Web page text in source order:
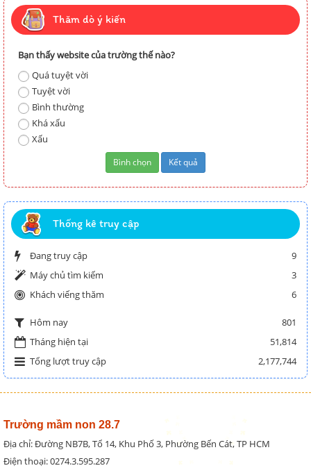
Thăm dò ý kiến
Bạn thấy website của trường thế nào?
Quá tuyệt vời
Tuyệt vời
Bình thường
Khá xấu
Xấu
Thống kê truy cập
Đang truy cập
9
Máy chủ tìm kiếm
3
Khách viếng thăm
6
Hôm nay
801
Tháng hiện tại
51,814
Tổng lượt truy cập
2,177,744
Trường mầm non 28.7
Địa chỉ: Đường NB7B, Tổ 14, Khu Phố 3, Phường Bến Cát, TP HCM
Điện thoại: 0274.3.595.287